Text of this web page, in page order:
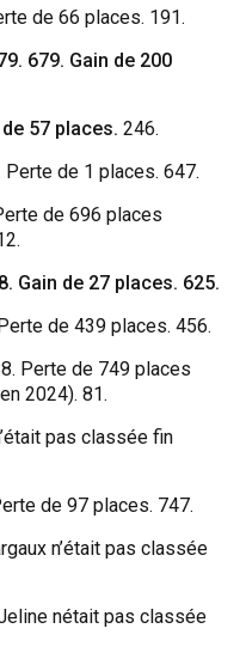
de 66 places. 191.
679. Gain de 200
57 places. 246.
Perte de 1 places. 647.
de 696 places
Gain de 27 places. 625.
de 439 places. 456.
Perte de 749 places
2024). 81.
pas classée fin
de 97 places. 747.
n’était pas classée
nétait pas classée